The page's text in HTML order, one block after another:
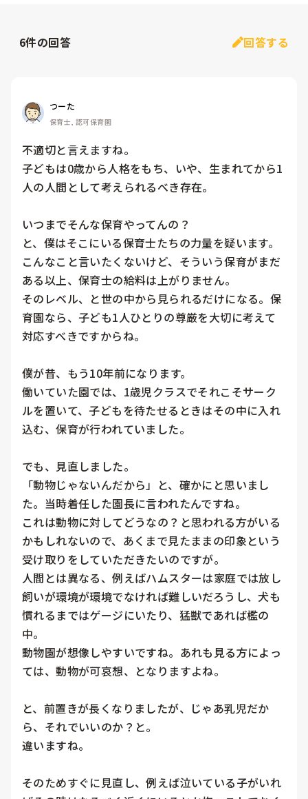
6件の回答 回答する
つーた
保育士, 認可保育園
不適切と言えますね。
子どもは0歳から人格をもち、いや、生まれてから1
人の人間として考えられるべき存在。
いつまでそんな保育やってんの？
と、僕はそこにいる保育士たちの力量を疑います。
こんなこと言いたくないけど、そういう保育がまだ
ある以上、保育士の給料は上がりません。
そのレベル、と世の中から見られるだけになる。保
育園なら、子ども1人ひとりの尊厳を大切に考えて
対応すべきですからね。
僕が昔、もう10年前になります。
働いていた園では、1歳児クラスでそれこそサーク
ルを置いて、子どもを待たせるときはその中に入れ
込む、保育が行われていました。
でも、見直しました。
「動物じゃないんだから」と、確かにと思いまし
た。当時着任した園長に言われたんですね。
これは動物に対してどうなの？と思われる方がいる
かもしれないので、あくまで見たままの印象という
受け取りをしていただきたいのですが。
人間とは異なる、例えばハムスターは家庭では放し
飼いが環境が環境でなければ難しいだろうし、犬も
慣れるまではゲージにいたり、猛獣であれば檻の
中。
動物園が想像しやすいですね。あれも見る方によっ
ては、動物が可哀想、となりますよね。
と、前置きが長くなりましたが、じゃあ乳児だか
ら、それでいいのか？と。
違いますね。
そのためすぐに見直し、例えば泣いている子がいれ